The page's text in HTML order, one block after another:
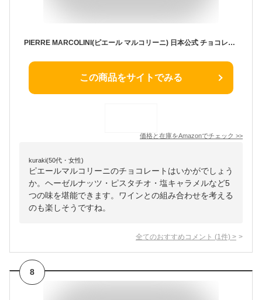
PIERRE MARCOLINI(ピエール マルコリーニ) 日本公式 チョコレート ギフト スプリング コレクション トリュフ オ ショコラ 9個入り 母の日 父の日 プレゼント 手提げ袋付き
この商品をサイトでみる
価格と在庫をAmazonでチェック >>
kuraki(50代・女性)
ピエールマルコリーニのチョコレートはいかがでしょう
か。ヘーゼルナッツ・ピスタチオ・塩キャラメルなど5
つの味を堪能できます。ワインとの組み合わせを考える
のも楽しそうですね。
全てのおすすめコメント (1 件) >
8